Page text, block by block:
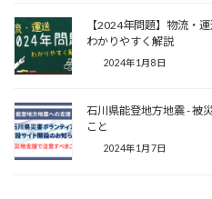
【2024年問題】物流・
わかりやすく解説
2024年1月8日
石川県能登地方地震 - 被
こと
2024年1月7日